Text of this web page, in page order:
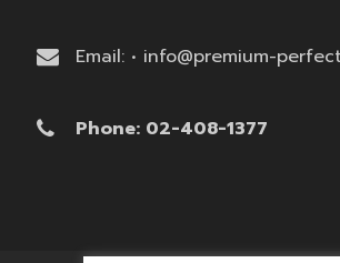
Email: • info@premium-
Phone: 02-408-1377